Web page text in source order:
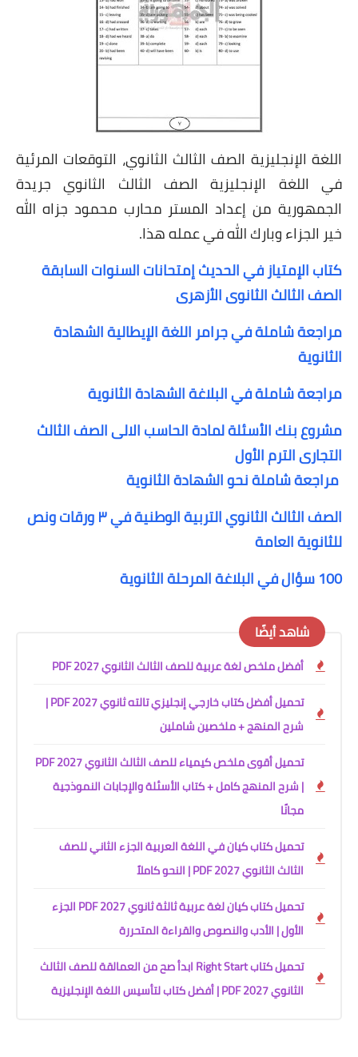
اللغة الإنجليزية الصف الثالث الثانوي، التوقعات المرئية
في اللغة الإنجليزية الصف الثالث الثانوي جريدة
الجمهورية من إعداد المستر محارب محمود جزاه الله
خير الجزاء وبارك الله في عمله هذا.
كتاب الإمتياز في الحديث إمتحانات السنوات السابقة
الصف الثالث الثانوى الأزهرى
مراجعة شاملة في جرامر اللغة الإيطالية الشهادة
الثانوية
مراجعة شاملة في البلاغة الشهادة الثانوية
مشروع بنك الأسئلة لمادة الحاسب الالى الصف الثالث
التجارى الترم الأول
مراجعة شاملة نحو الشهادة الثانوية
الصف الثالث الثانوي
التربية الوطنية في ٣ ورقات ونص
للثانوية العامة
100 سؤال في البلاغة المرحلة الثانوية
شاهد أيضًا
أفضل ملخص لغة عربية للصف الثالث الثانوي 2027 PDF
تحميل أفضل كتاب خارجي إنجليزي تالته ثانوي 2027 PDF |
شرح المنهج + ملخصين شاملين
تحميل أقوى ملخص كيمياء للصف الثالث الثانوي 2027 PDF
| شرح المنهج كامل + كتاب الأسئلة والإجابات النموذجية
مجانًا
تحميل كتاب كيان في اللغة العربية الجزء الثاني للصف
الثالث الثانوي 2027 PDF | النحو كاملاً
تحميل كتاب كيان لغة عربية ثالثة ثانوي 2027 PDF الجزء
الأول | الأدب والنصوص والقراءة المتحررة
تحميل كتاب Right Start ابدأ صح من العمالقة للصف الثالث
الثانوي 2027 PDF | أفضل كتاب لتأسيس اللغة الإنجليزية